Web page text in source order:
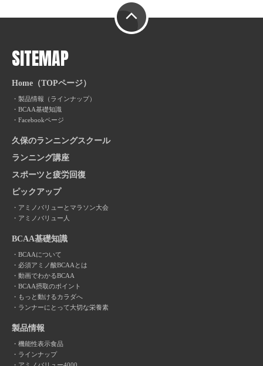
SITEMAP
Home（TOPページ）
製品情報（ラインナップ）
BCAA基礎知識
Facebookページ
久保のランニングスクール
ランニング講座
スポーツと疲労回復
ピックアップ
アミノバリューとマラソン大会
アミノバリュー人
BCAA基礎知識
BCAAについて
必須アミノ酸BCAAとは
動画でわかるBCAA
BCAA摂取のポイント
もっと動けるカラダへ
ランナーにとって大切な栄養素
製品情報
機能性表示食品
ラインナップ
アミノバリュー4000